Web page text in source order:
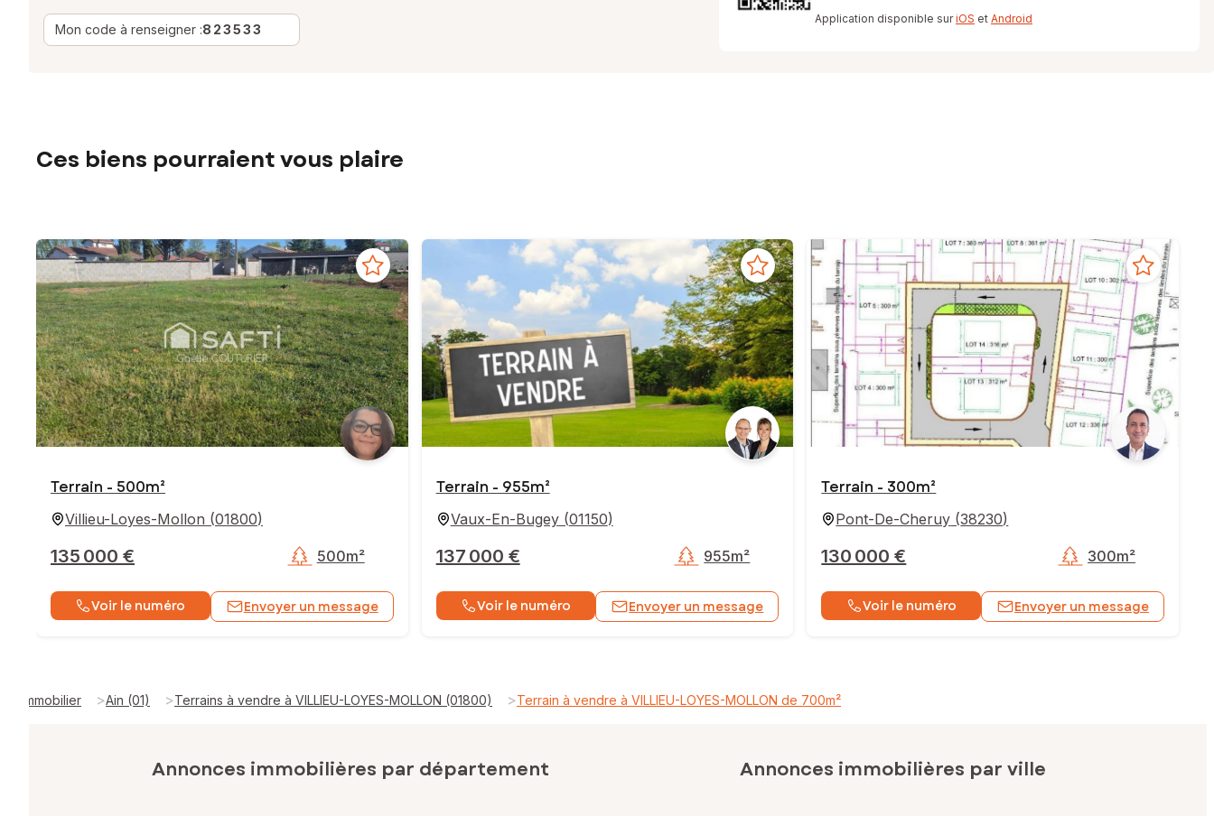
Mon code à renseigner :823533
Application disponible suriOS et Android
Ces biens pourraient vous plaire
Terrain - 500m²
Villieu-Loyes-Mollon (01800)
135 000 € 500m²
Voir le numéro Envoyer un message
Terrain - 955m²
Vaux-En-Bugey(01150)
137 000 € 955m²
Voir le numéro Envoyer un message
Terrain - 300m²
Pont-De-Cheruy (38230)
130 000 € 300m²
Voir le numéro Envoyer un message
Immobilier >Ain (01) >Terrains à vendre à VILLIEU-LOYES-MOLLON (01800) >Terrain à vendre à VILLIEU-LOYES-MOLLON de 700m²
Annonces immobilières par département Annonces immobilières par ville